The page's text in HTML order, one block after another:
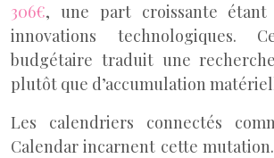
306€, une part croissante étant
innovations technologiques.
budgétaire traduit une
plutôt que d’accumulation
Les calendriers connectés
Calendar incarnent cette